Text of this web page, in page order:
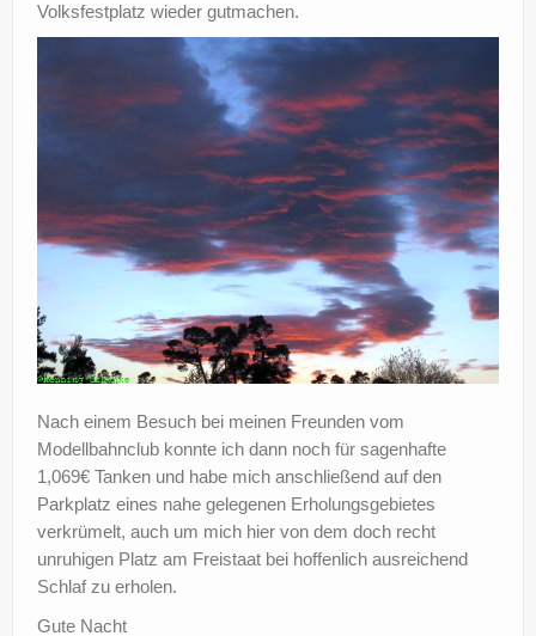
Volksfestplatz wieder gutmachen.
Nach einem Besuch bei meinen Freunden vom
Modellbahnclub konnte ich dann noch für sagenhafte
1,069€ Tanken und habe mich anschließend auf den
Parkplatz eines nahe gelegenen Erholungsgebietes
verkrümelt, auch um mich hier von dem doch recht
unruhigen Platz am Freistaat bei hoffenlich ausreichend
Schlaf zu erholen.
Gute Nacht